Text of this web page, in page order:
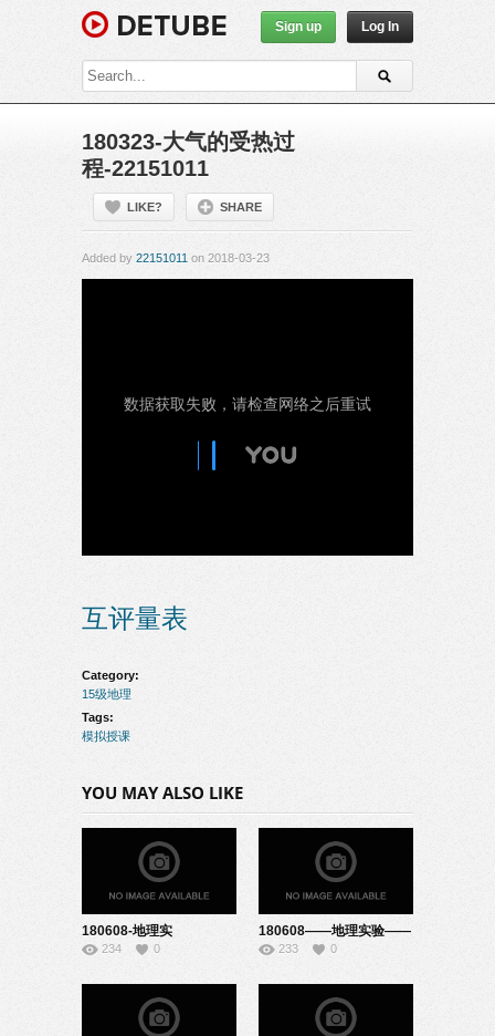
Sign up Log In
180323-大气的受热过
程-22151011
LIKE? SHARE
Added by 22151011 on 2018-03-23
互评量表
Category:
15级地理
Tags:
模拟授课
YOU MAY ALSO LIKE
180608-地理实
验-22151036
234 0
180608——地理实验——
22151011
233 0